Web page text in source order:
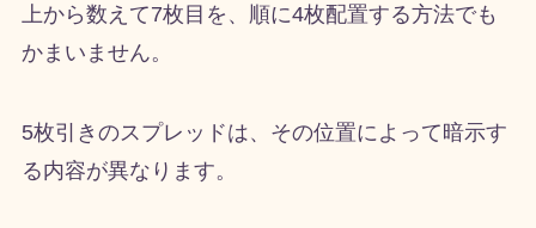
上から数えて7枚目を、順に4枚配置する方法でも
かまいません。
5枚引きのスプレッドは、その位置によって暗示す
る内容が異なります。